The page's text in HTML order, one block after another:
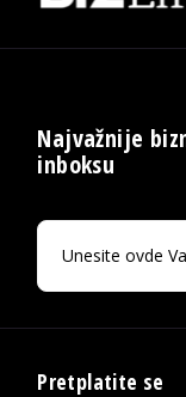
Najvažnije
inboksu
Pretplatite se